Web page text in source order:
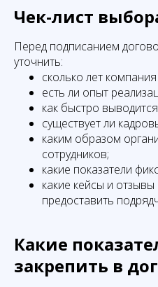
Чек-лист
Перед подписанием
уточнить:
сколько лет
есть ли опыт
как быстро
существует ли
каким образом
сотрудников;
какие показатели
какие кейсы и
предоставить
Какие
закрепить в